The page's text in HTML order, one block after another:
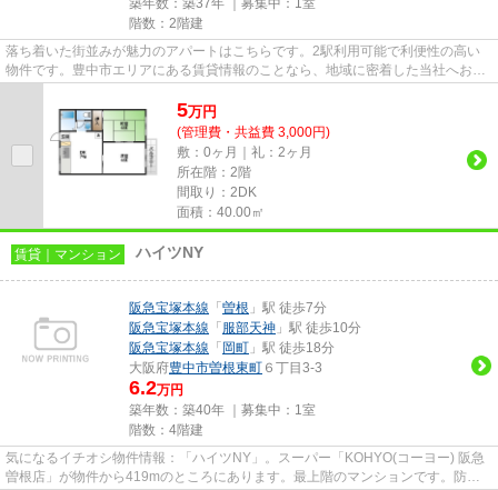
築年数：築37年 ｜募集中： 1室
階数：2階建
落ち着いた街並みが魅力のアパートはこちらです。2駅利用可能で利便性の高い
物件です。豊中市エリアにある賃貸情報のことなら、地域に密着した当社へお任
5万円
(管理費・共益費 3,000円)
敷：0ヶ月｜礼：2ヶ月
所在階：2階
間取り：2DK
面積：40.00㎡
賃貸｜マンション ハイツNY
阪急宝塚本線 「 曽根 」駅 徒歩7分
阪急宝塚本線 「 服部天神 」駅 徒歩10分
阪急宝塚本線 「 岡町 」駅 徒歩18分
大阪府豊中市曽根東町 ６丁目3-3
6.2万円
築年数：築40年 ｜募集中： 1室
階数：4階建
気になるイチオシ物件情報：「ハイツNY」。スーパー「KOHYO(コーヨー) 阪急
曽根店」が物件から419mのところにあります。最上階のマンションです。防犯